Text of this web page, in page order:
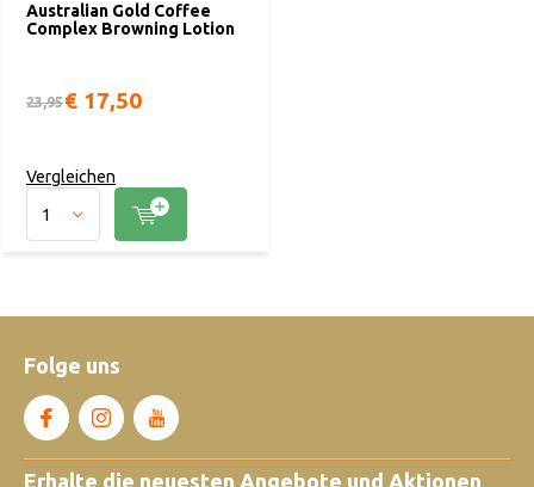
Australian Gold Coffee
Complex Browning Lotion
23,95€ 17,50
Vergleichen
Folge uns
Erhalte die neuesten Angebote und Aktionen